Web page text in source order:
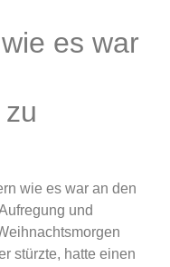
es war
wie es war an den
und
stürzte, hatte einen